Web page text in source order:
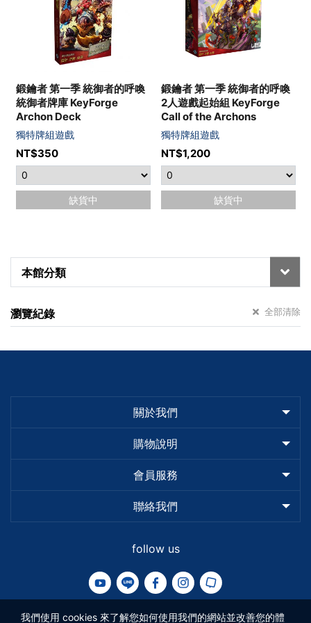
本館分類
瀏覽紀錄 全部清除
鍛鑰者 第一季 統御者的呼喚
統御者牌庫 KeyForge
Archon Deck
獨特牌組遊戲
NT$350
缺貨中
鍛鑰者 第一季 統御者的呼喚
2人遊戲起始組 KeyForge
Call of the Archons
獨特牌組遊戲
NT$1,200
缺貨中
關於我們
購物說明
會員服務
聯絡我們
follow us
我們使用 cookies 來了解您如何使用我們的網站並改善您的體